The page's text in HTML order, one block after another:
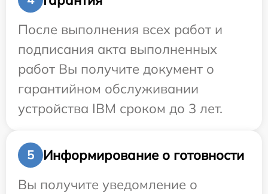
После выполнения всех работ и
подписания акта выполненных
работ Вы получите документ о
гарантийном обслуживании
устройства IBM сроком до 3 лет.
5
Информирование о готовности
Вы получите уведомление о